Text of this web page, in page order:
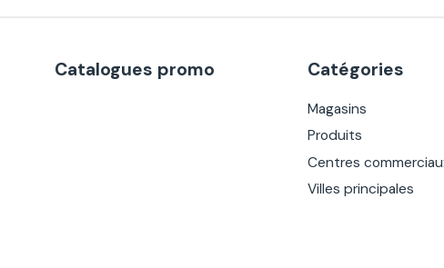
Catalogues promo Catégories
Magasins
Produits
Centres
Villes principales